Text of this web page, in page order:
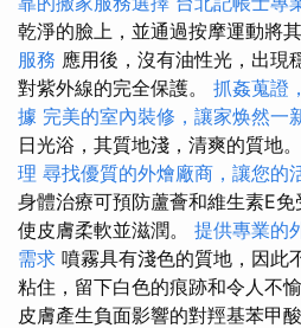
乾淨的臉上，並通過按摩運動將
服務 應用後，沒有油性光，出現
對紫外線的完全保護。 抓姦蒐證
據 完美的室內裝修，讓家焕然一
日光浴，其質地淺，清爽的質地。
理 尋找優質的外燴廠商，讓您的
身體治療可預防蘆薈和維生素E免
使皮膚柔軟並滋潤。 提供專業的
需求 噴霧具有淺色的質地，因此
粘住，留下白色的痕跡和令人不
皮膚產生負面影響的對羥基苯甲